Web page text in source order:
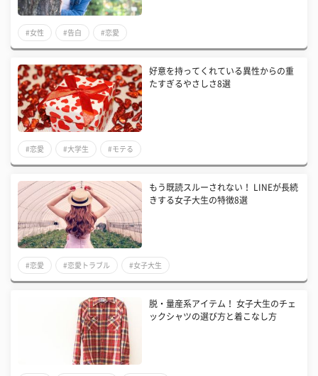
#女性 #告白 #恋愛
好意を持ってくれている異性からの重
たすぎるやさしさ8選
#恋愛 #大学生 #モテる
もう既読スルーされない！ LINEが長続
きする女子大生の特徴8選
#恋愛 #恋愛トラブル #女子大生
脱・量産系アイテム！ 女子大生のチェ
ックシャツの選び方と着こなし方